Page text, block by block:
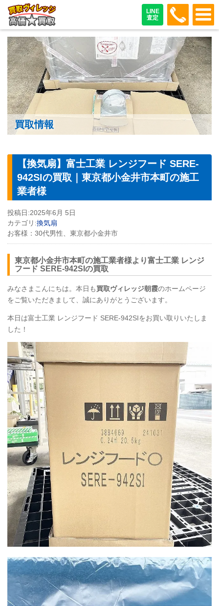
LINE
査定
048-
買取情報
【換気扇】富士工業 レンジフード SERE-
942SIの買取｜東京都小金井市本町の施工
業者様
投稿日:2025年6月 5日
カテゴリ:換気扇
お客様： 30代男性、東京都小金井市
東京都小金井市本町の施工業者様より富士工業 レンジ
フード SERE-942SIの買取
みなさまこんにちは。本日も買取ヴィレッジ朝霞のホームページ
をご覧いただきまして、誠にありがとうございます。
本日は富士工業 レンジフード SERE-942SIをお買い取りいたしま
した！